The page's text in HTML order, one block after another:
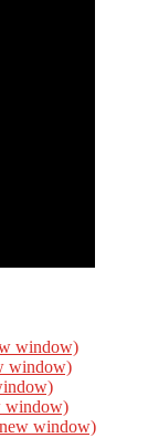
window)
window)
window)
window)